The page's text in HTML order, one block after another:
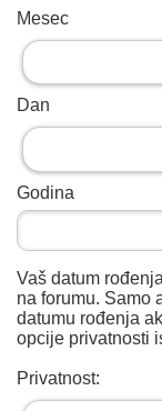
Mesec
Dan
Godina
Vaš datum
na forumu. Samo
datumu rođenja
opcije privatnosti
Privatnost: